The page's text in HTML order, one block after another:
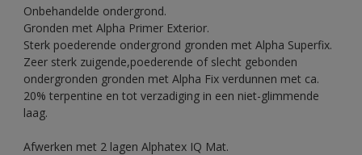
Onbehandelde ondergrond.
Gronden met Alpha Primer Exterior.
Sterk poederende ondergrond gronden met Alpha Superfix.
Zeer sterk zuigende,poederende of slecht gebonden
ondergronden gronden met Alpha Fix verdunnen met ca.
20% terpentine en tot verzadiging in een niet-glimmende
laag.
Afwerken met 2 lagen Alphatex IQ Mat.